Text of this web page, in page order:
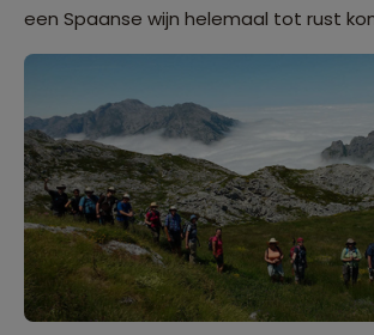
een Spaanse wijn helemaal tot rust